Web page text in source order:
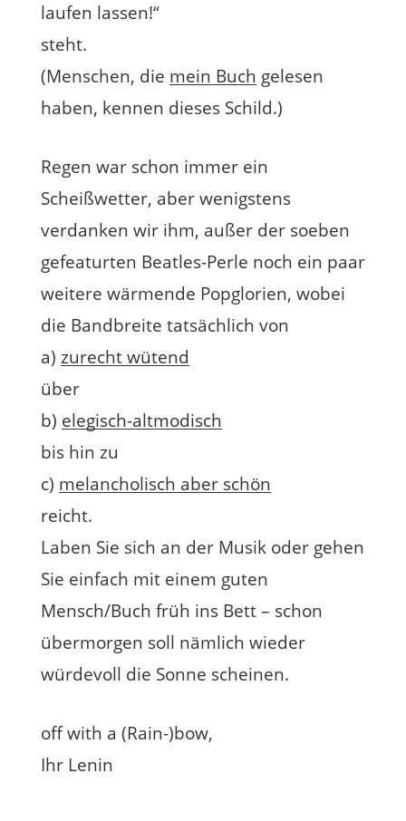
laufen lassen!“
steht.
(Menschen, die mein Buch gelesen
haben, kennen dieses Schild.)
Regen war schon immer ein
Scheißwetter, aber wenigstens
verdanken wir ihm, außer der soeben
gefeaturten Beatles-Perle noch ein paar
weitere wärmende Popglorien, wobei
die Bandbreite tatsächlich von
a) zurecht wütend
über
b) elegisch-altmodisch
bis hin zu
c) melancholisch aber schön
reicht.
Laben Sie sich an der Musik oder gehen
Sie einfach mit einem guten
Mensch/Buch früh ins Bett – schon
übermorgen soll nämlich wieder
würdevoll die Sonne scheinen.
off with a (Rain-)bow,
Ihr Lenin